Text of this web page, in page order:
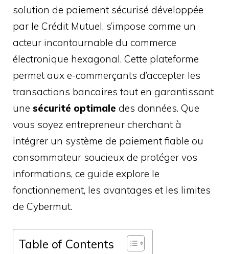
solution de paiement sécurisé développée
par le Crédit Mutuel, s’impose comme un
acteur incontournable du commerce
électronique hexagonal. Cette plateforme
permet aux e-commerçants d’accepter les
transactions bancaires tout en garantissant
une sécurité optimale des données. Que
vous soyez entrepreneur cherchant à
intégrer un système de paiement fiable ou
consommateur soucieux de protéger vos
informations, ce guide explore le
fonctionnement, les avantages et les limites
de Cybermut.
Table of Contents